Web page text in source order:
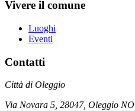
Vivere il comune
Luoghi
Eventi
Contatti
Città di Oleggio
Via Novara 5, 28047, Oleggio NO